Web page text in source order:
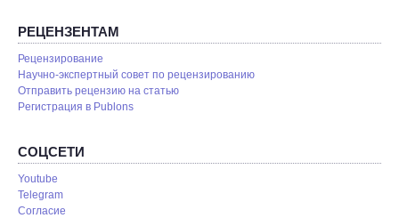
РЕЦЕНЗЕНТАМ
Рецензирование
Научно-экспертный совет по рецензированию
Отправить рецензию на статью
Pегистрация в Publons
СОЦСЕТИ
Youtube
Telegram
Согласие